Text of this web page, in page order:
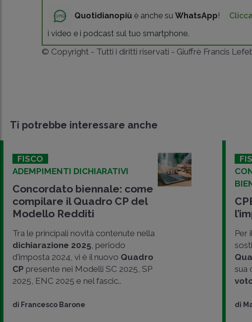
CONDIVIDI
Quotidianopiù è anche suWhatsApp!
i video e i podcast sul tuo smartphone.
© Copyright - Tutti i diritti riservati - Giuffrè Francis
Ti potrebbe interessare anche
FISCO
ADEMPIMENTI DICHIARATIVI
Concordato biennale: come
compilare il Quadro CP del
Modello Redditi
Tra le principali novità contenute nella
dichiarazione 2025, periodo
d'imposta 2024, vi è il nuovo Quadro
CP presente nei Modelli SC 2025, SP
2025, ENC 2025 e nel fascic..
di Francesco Barone
Per
sua
di